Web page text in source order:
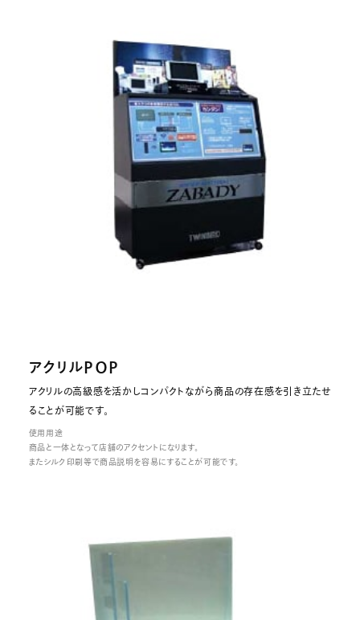
アクリルＰＯＰ
アクリルの高級感を活かしコンパクトながら商品の存在感を引き立たせ
ることが可能です。
使用用途
商品と一体となって店舗のアクセントになります。
またシルク印刷等で商品説明を容易にすることが可能です。